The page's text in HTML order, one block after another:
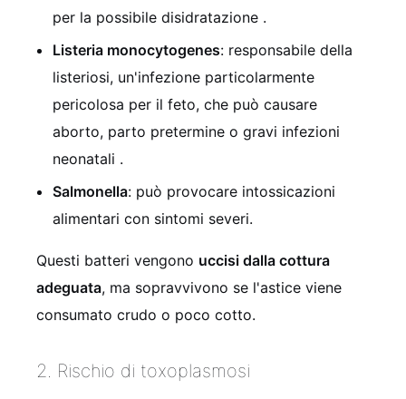
per la possibile disidratazione .
Listeria monocytogenes: responsabile della
listeriosi, un'infezione particolarmente
pericolosa per il feto, che può causare
aborto, parto pretermine o gravi infezioni
neonatali .
Salmonella: può provocare intossicazioni
alimentari con sintomi severi.
Questi batteri vengono uccisi dalla cottura
adeguata, ma sopravvivono se l'astice viene
consumato crudo o poco cotto.
2. Rischio di toxoplasmosi